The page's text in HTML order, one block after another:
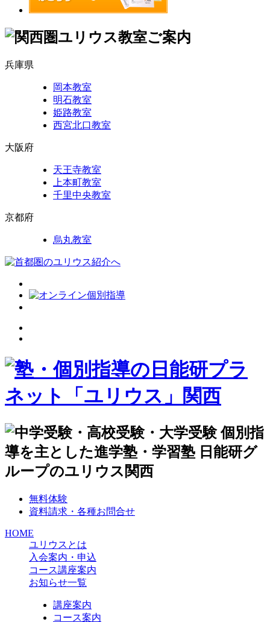
兵庫県
岡本教室
明石教室
姫路教室
西宮北口教室
大阪府
天王寺教室
上本町教室
千里中央教室
京都府
烏丸教室
無料体験
資料請求・各種お問合せ
HOME
ユリウスとは
入会案内・申込
コース講座案内
お知らせ一覧
講座案内
コース案内